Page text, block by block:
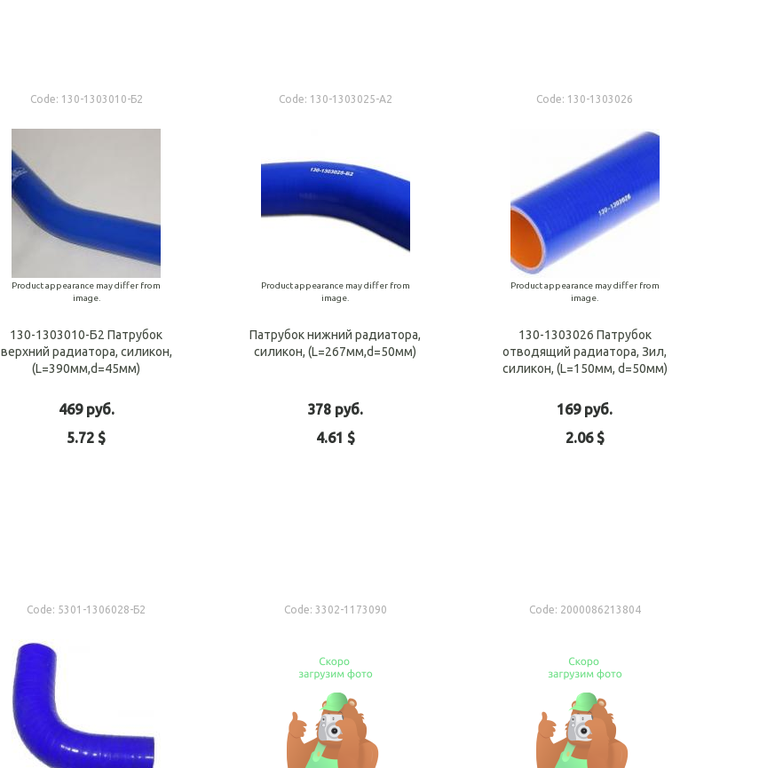
Code: 130-1303010-Б2
Product appearance may differ from
image.
130-1303010-Б2 Патрубок
верхний радиатора, силикон,
(L=390мм,d=45мм)
469 руб.
5.72 $
Code: 130-1303025-А2
Product appearance may differ from
image.
Патрубок нижний радиатора,
силикон, (L=267мм,d=50мм)
378 руб.
4.61 $
Code: 130-1303026
Product appearance may differ from
image.
130-1303026 Патрубок
отводящий радиатора, Зил,
силикон, (L=150мм, d=50мм)
169 руб.
2.06 $
Code: 5301-1306028-Б2 Code: 3302-1173090 Code: 2000086213804